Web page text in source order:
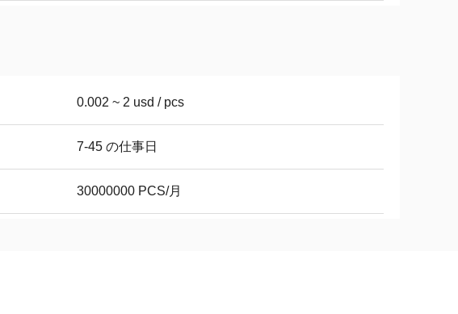
0.002 ~ 2 usd / pcs
7-45 の仕事日
30000000 PCS/月